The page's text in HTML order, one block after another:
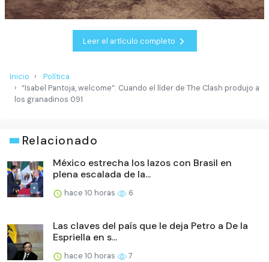
Leer el artículo completo
Inicio
Política
“Isabel Pantoja, welcome”: Cuando el líder de The Clash produjo a
los granadinos 091
Relacionado
México estrecha los lazos con Brasil en
plena escalada de la...
hace 10 horas 6
Las claves del país que le deja Petro a De la
Espriella en s...
hace 10 horas 7